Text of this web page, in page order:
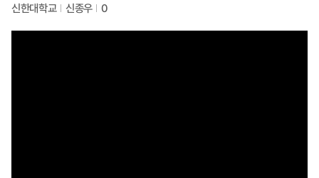
신한대학교 신종우 0